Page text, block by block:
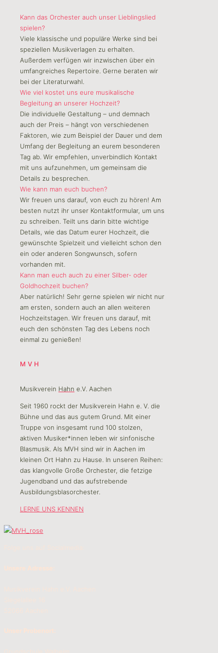
Kann das Orchester auch unser Lieblingslied
spielen?
Viele klassische und populäre Werke sind bei
speziellen Musikverlagen zu erhalten.
Außerdem verfügen wir inzwischen über ein
umfangreiches Repertoire. Gerne beraten wir
bei der Literaturwahl.
Wie viel kostet uns eure musikalische
Begleitung an unserer Hochzeit?
Die individuelle Gestaltung – und demnach
auch der Preis – hängt von verschiedenen
Faktoren, wie zum Beispiel der Dauer und dem
Umfang der Begleitung an eurem besonderen
Tag ab. Wir empfehlen, unverbindlich Kontakt
mit uns aufzunehmen, um gemeinsam die
Details zu besprechen.
Wie kann man euch buchen?
Wir freuen uns darauf, von euch zu hören! Am
besten nutzt ihr unser Kontaktformular, um uns
zu schreiben. Teilt uns darin bitte wichtige
Details, wie das Datum eurer Hochzeit, die
gewünschte Spielzeit und vielleicht schon den
ein oder anderen Songwunsch, sofern
vorhanden mit.
Kann man euch auch zu einer Silber- oder
Goldhochzeit buchen?
Aber natürlich! Sehr gerne spielen wir nicht nur
am ersten, sondern auch an allen weiteren
Hochzeitstagen. Wir freuen uns darauf, mit
euch den schönsten Tag des Lebens noch
einmal zu genießen!
MVH
Musikverein Hahn e.V. Aachen
Seit 1960 rockt der Musikverein Hahn e. V. die
Bühne und das aus gutem Grund. Mit einer
Truppe von insgesamt rund 100 stolzen,
aktiven Musiker*innen leben wir sinfonische
Blasmusik. Als MVH sind wir in Aachen im
kleinen Ort Hahn zu Hause. In unseren Reihen:
das klangvolle Große Orchester, die fetzige
Jugendband und das aufstrebende
Ausbildungsblasorchester.
LERNE UNS KENNEN